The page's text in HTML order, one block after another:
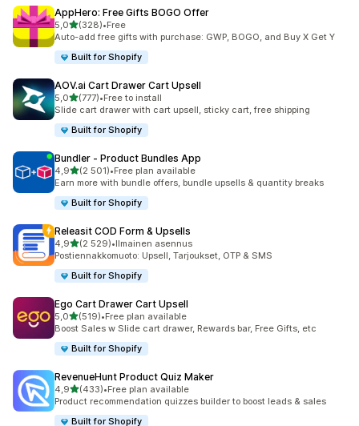
AppHero: Free Gifts BOGO Offer
5,0/ 5 tähteä
(328)
328 arvostelua yhteensä
•Free
Auto-add free gifts with purchase: GWP, BOGO, and Buy X Get Y
Built for Shopify
AOV.ai Cart Drawer Cart Upsell
5,0/ 5 tähteä
(777)
777 arvostelua yhteensä
•Free to install
Slide cart drawer with cart upsell, sticky cart, free shipping
Built for Shopify
Bundler ‑ Product Bundles App
4,9/ 5 tähteä
(2 501)
2501 arvostelua yhteensä
•Free plan available
Earn more with bundle offers, bundle upsells & quantity breaks
Built for Shopify
Releasit COD Form & Upsells
4,9/ 5 tähteä
(2 529)
2529 arvostelua yhteensä
•Ilmainen asennus
Postiennakkomuoto: Upsell, Tarjoukset, OTP & SMS
Built for Shopify
Ego Cart Drawer Cart Upsell
5,0/ 5 tähteä
(519)
519 arvostelua yhteensä
•Free plan available
Boost Sales w Slide cart drawer, Rewards bar, Free Gifts, etc
Built for Shopify
RevenueHunt Product Quiz Maker
4,9/ 5 tähteä
(433)
433 arvostelua yhteensä
•Free plan available
Product recommendation quizzes builder to boost leads & sales
Built for Shopify